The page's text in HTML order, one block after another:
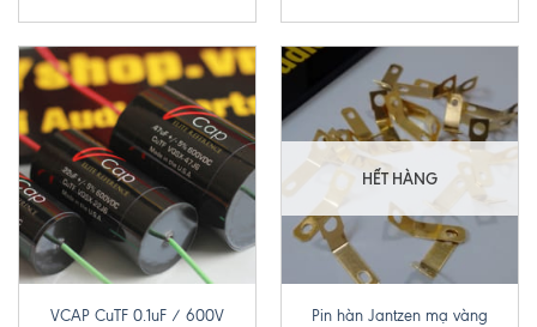
VCAP CuTF 0.1uF / 600V
HẾT HÀNG
Pin hàn Jantzen mạ vàng